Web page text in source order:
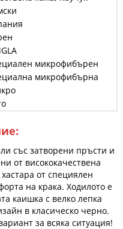
микрофибърен
микрофибърна
със затворени пръсти и
от висококачествена
от специялен
на крака. Ходилото е
каишка с велко лепка
в класическо черно.
за всяка ситуация!